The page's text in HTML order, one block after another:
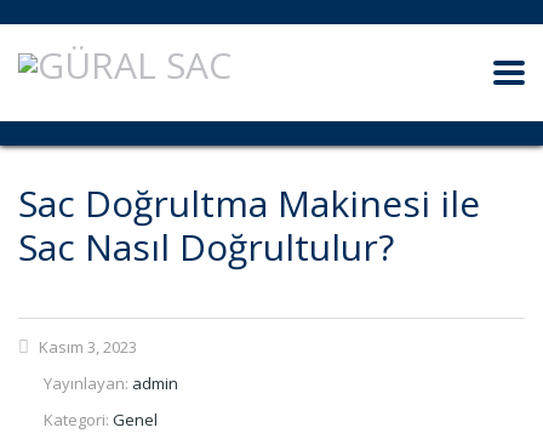
Sac Doğrultma Makinesi ile
Sac Nasıl Doğrultulur?
Kasım 3, 2023
Yayınlayan: admin
Kategori: Genel